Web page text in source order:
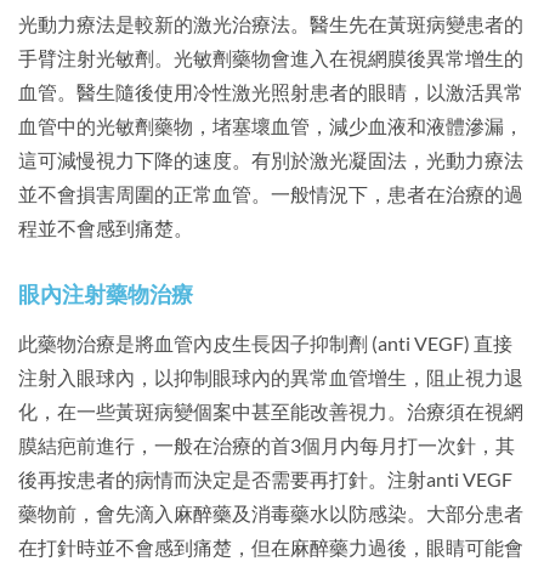
光動力療法是較新的激光治療法。醫生先在黃斑病變患者的
手臂注射光敏劑。光敏劑藥物會進入在視網膜後異常增生的
血管。醫生隨後使用冷性激光照射患者的眼睛，以激活異常
血管中的光敏劑藥物，堵塞壞血管，減少血液和液體滲漏，
這可減慢視力下降的速度。有別於激光凝固法，光動力療法
並不會損害周圍的正常血管。一般情況下，患者在治療的過
程並不會感到痛楚。
眼內注射藥物治療
此藥物治療是將血管內皮生長因子抑制劑 (anti VEGF) 直接
注射入眼球內，以抑制眼球內的異常血管增生，阻止視力退
化，在一些黃斑病變個案中甚至能改善視力。治療須在視網
膜結疤前進行，一般在治療的首3個月内每月打一次針，其
後再按患者的病情而決定是否需要再打針。注射anti VEGF
藥物前，會先滴入麻醉藥及消毒藥水以防感染。大部分患者
在打針時並不會感到痛楚，但在麻醉藥力過後，眼睛可能會